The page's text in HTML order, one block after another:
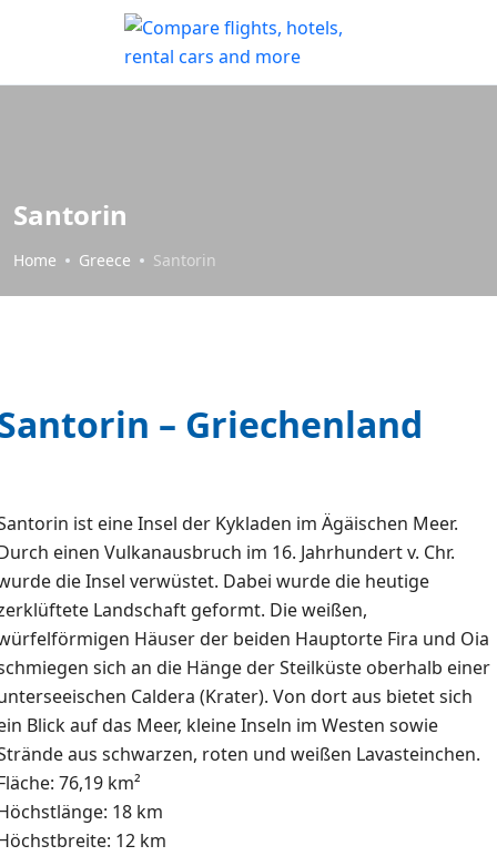
Santorin
Home Greece Santorin
– Griechenland
ist eine Insel der Kykladen im Ägäischen Meer.
einen Vulkanausbruch im 16. Jahrhundert v. Chr.
die Insel verwüstet. Dabei wurde die heutige
Landschaft geformt. Die weißen,
Häuser der beiden Hauptorte Fira und Oia
sich an die Hänge der Steilküste oberhalb einer
Caldera (Krater). Von dort aus bietet sich
Blick auf das Meer, kleine Inseln im Westen sowie
aus schwarzen, roten und weißen Lavasteinchen.
76,19 km²
18 km
12 km